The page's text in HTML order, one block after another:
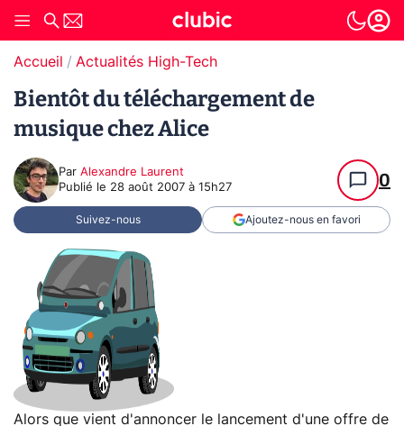
Accueil Actualités High-Tech
Bientôt du téléchargement de
musique chez Alice
Par Alexandre Laurent
Publié le 28 août 2007 à 15h27 0
Suivez-nous Ajoutez-nous en favori
Alors que vient d'annoncer le lancement d'une offre de